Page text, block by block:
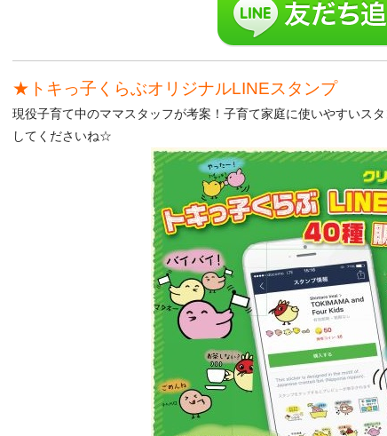
★トキっ子くらぶオリジナルLINEスタンプ
現役子育て中のママスタッフが考案！子育て家庭に使いやすいス
してくださいね☆